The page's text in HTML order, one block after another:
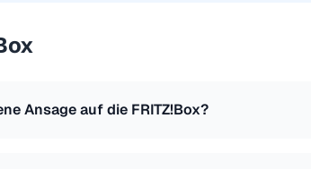
Ansage auf die FRITZ!Box?